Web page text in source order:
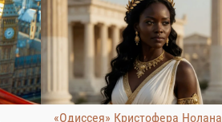
«Одиссея» Кристофера Нолана